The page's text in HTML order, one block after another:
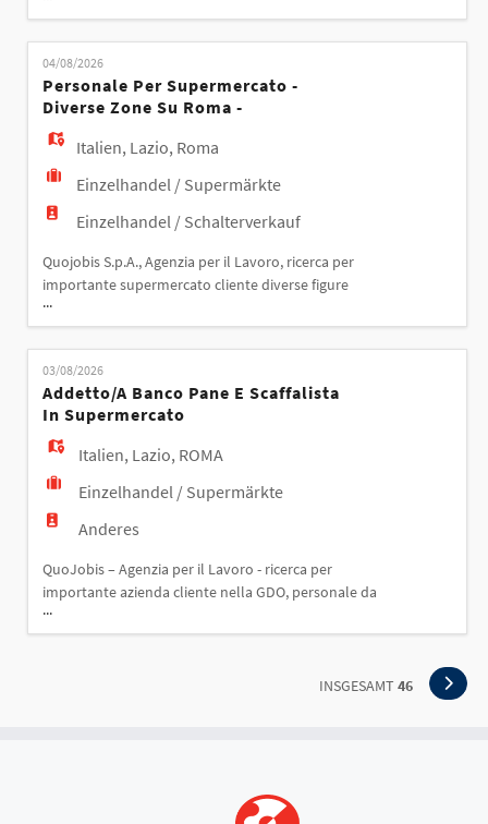
vendita. Le risorse selezionate saranno inserite nei
vari reparti del supermercato e si occuperanno
delle attività operative e di assistenza alla clientela,
tra cui: - Gestione delle operazioni di cass
04/08/2026
Personale Per Supermercato -
Diverse Zone Su Roma -
Italien, Lazio, Roma
Einzelhandel / Supermärkte
Einzelhandel / Schalterverkauf
Quojobis S.p.A., Agenzia per il Lavoro, ricerca per
importante supermercato cliente diverse figure
professionali da inserire all'interno del punto
vendita. Le risorse selezionate saranno inserite nei
vari reparti del supermercato e si occuperanno
delle attività operative e di assistenza alla clientela,
tra cui: - Gestione delle operazioni di c
...
03/08/2026
Addetto/a Banco Pane E Scaffalista
In Supermercato
Italien, Lazio, ROMA
Einzelhandel / Supermärkte
Anderes
QuoJobis – Agenzia per il Lavoro - ricerca per
importante azienda cliente nella GDO, personale da
inserire nei supermercati Profili ricercati
ADDETTO/A BANCO PANE E SCAFFALISTA IN
Esperienza precedente nella mansione di banchista
...
INSGESAMT 46